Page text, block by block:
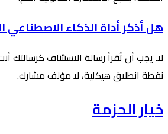
هل أذكر أداة الذكاء
لا. يجب أن تُقرأ رسالة الاستئناف كرسالتك
نقطة انطلاق هيكلية، لا مؤلف مشارك.
خيار الحزمة